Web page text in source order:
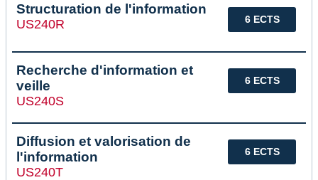
6 ECTS
Structuration de l'information
US240R
6 ECTS
Recherche d'information et
veille
US240S
6 ECTS
Diffusion et valorisation de
l'information
US240T